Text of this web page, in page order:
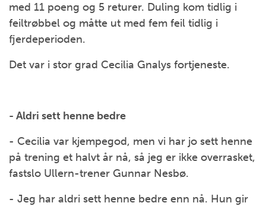
med 11 poeng og 5 returer. Duling kom tidlig i
feiltrøbbel og måtte ut med fem feil tidlig i
fjerdeperioden.
Det var i stor grad Cecilia Gnalys fortjeneste.
- Aldri sett henne bedre
- Cecilia var kjempegod, men vi har jo sett henne
på trening et halvt år nå, så jeg er ikke overrasket,
fastslo Ullern-trener Gunnar Nesbø.
- Jeg har aldri sett henne bedre enn nå. Hun gir